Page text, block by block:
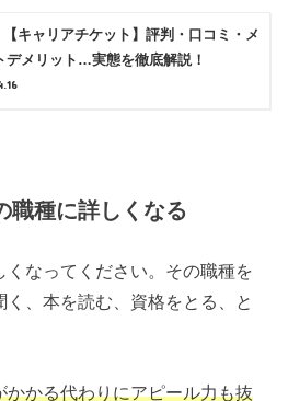
【キャリアチケット】評判・口コミ・メ
デメリット…実態を徹底解説！
職種に詳しくなる
くなってください。その職種を
、本を読む、資格をとる、と
かかる代わりにアピール力も抜